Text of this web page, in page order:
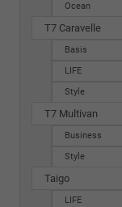
Ocean
T7 Caravelle
Basis
LIFE
Style
T7 Multivan
Business
Style
Taigo
LIFE